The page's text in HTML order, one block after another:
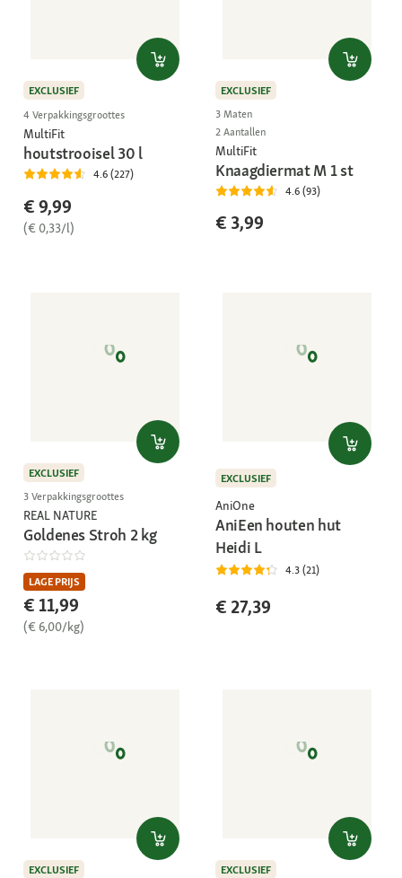
EXCLUSIEF
4 Verpakkingsgroottes
MultiFit
houtstrooisel 30 l
4.6 (227)
€ 9,99
(€ 0,33/l)
EXCLUSIEF
3 Maten
2 Aantallen
MultiFit
Knaagdiermat M 1 st
4.6 (93)
€ 3,99
EXCLUSIEF
3 Verpakkingsgroottes
REAL NATURE
Goldenes Stroh 2 kg
LAGE PRIJS
€ 11,99
(€ 6,00/kg)
EXCLUSIEF
AniOne
AniEen houten hut
Heidi L
4.3 (21)
€ 27,39
EXCLUSIEF
EXCLUSIEF